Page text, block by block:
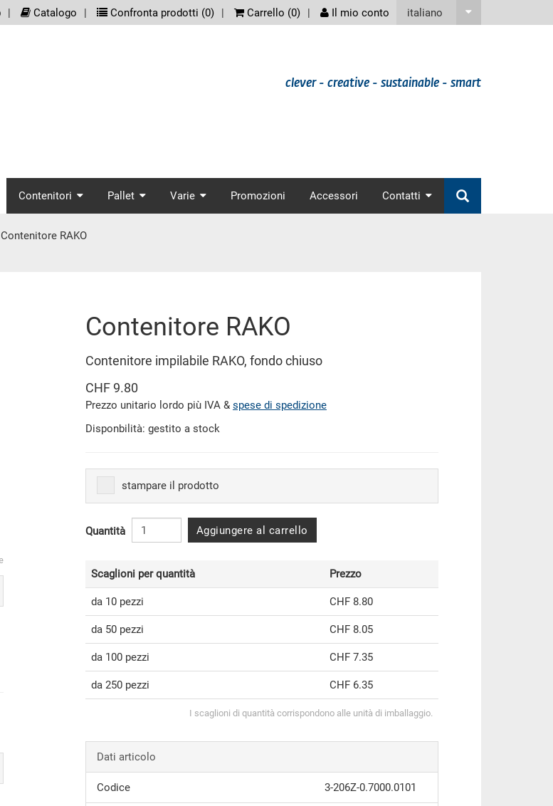
italiano
Catalogo Confronta prodotti (0) Carrello (0) Il mio conto
clever - creative - sustainable - smart
screenreader.main_nav
Contenitori Pallet Varie Promozioni Accessori Contatti
Contenitore RAKO
Contenitore RAKO
Contenitore impilabile RAKO, fondo chiuso
CHF 9.80
Prezzo unitario lordo più IVA & spese di spedizione
Disponbilità: gestito a stock
stampare il prodotto
Quantità Aggiungere al carrello
Scaglioni per quantità Prezzo
da 10 pezzi CHF 8.80
da 50 pezzi CHF 8.05
da 100 pezzi CHF 7.35
da 250 pezzi CHF 6.35
I scaglioni di quantità corrispondono alle unità di imballaggio.
Dati articolo
Codice 3-206Z-0.7000.0101